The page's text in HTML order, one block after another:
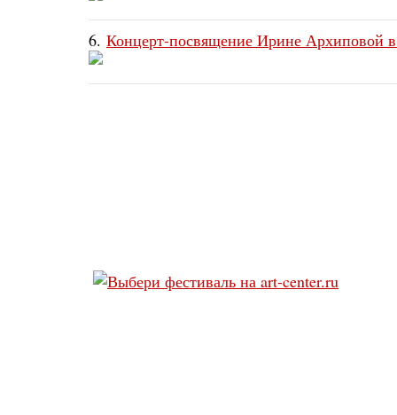
6. Концерт-посвящение Ирине Архиповой в